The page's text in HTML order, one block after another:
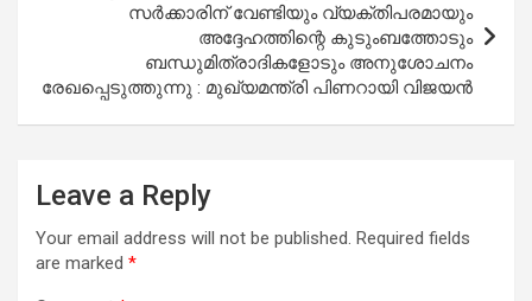
സര്‍ക്കാരിന് വേണ്ടിയും വ്യക്തിപരമായും
അദ്ദേഹത്തിന്റെ കുടുംബത്തോടും
ബന്ധുമിത്രാദികളോടും അനുശോചനം
രേഖപ്പെടുത്തുന്നു : മുഖ്യമന്ത്രി പിണറായി വിജയന്‍
Leave a Reply
Your email address will not be published. Required fields
are marked *